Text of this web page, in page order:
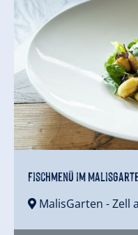
Fischmenü im
MalisGarten - Zell